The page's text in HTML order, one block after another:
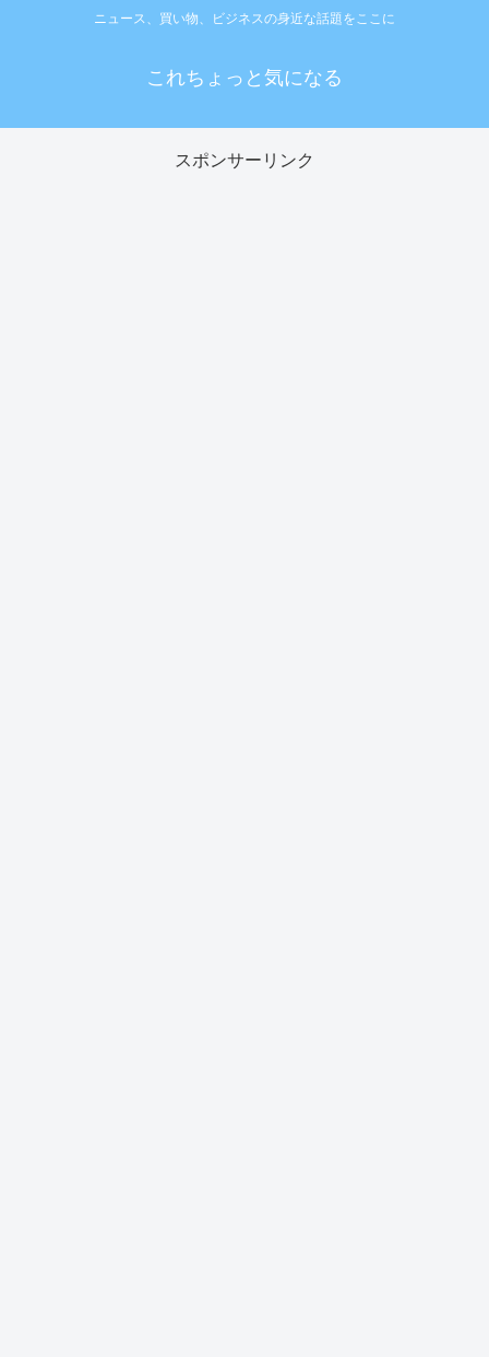
ニュース、買い物、ビジネスの身近な話題をここに
これちょっと気になる
スポンサーリンク